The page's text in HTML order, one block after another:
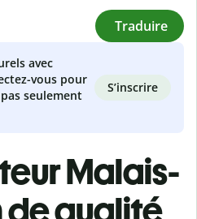
Traduire
avec
vous pour
seulement
S’inscrire
Malais-